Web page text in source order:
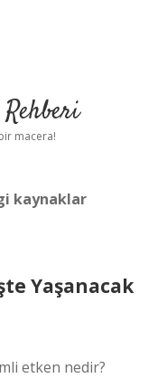
macera!
kaynaklar
Yaşanacak
etken nedir?